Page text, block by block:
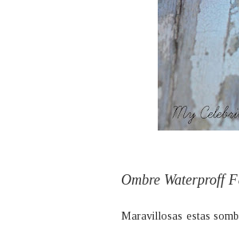
Ombre Waterproff
Maravillosas estas